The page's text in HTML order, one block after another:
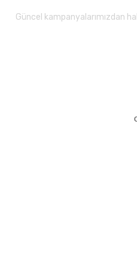
Güncel kampanyalarımızdan